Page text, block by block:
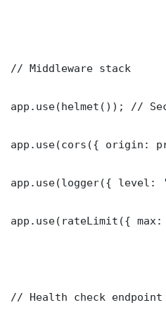
// Middleware stack
app.use(helmet()); //
app.use(cors({ origin:
app.use(logger({
app.use(rateLimit({
// Health check endpoint